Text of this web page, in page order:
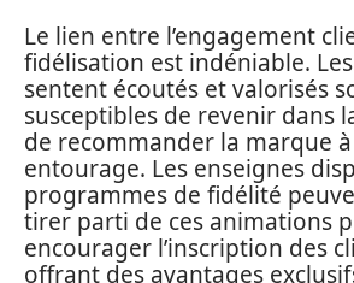
Le lien entre l’engagement
fidélisation est indéniable.
sentent écoutés et valorisés
susceptibles de revenir dans
de recommander la marque
entourage. Les enseignes
programmes de fidélité
tirer parti de ces animations
encourager l’inscription des
offrant des avantages